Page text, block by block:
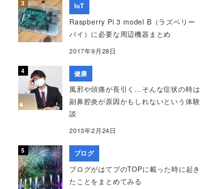
IoT
Raspberry Pi 3 model B（ラズベリー
パイ）に必要な周辺機器まとめ
2017年9月28日
健康
風邪や頭痛が長引く…そんな症状の時は
副鼻腔炎が原因かもしれないという体験
談
2013年2月24日
ブログ
ブログがはてブのTOPに載った時に起き
たことをまとめてみる